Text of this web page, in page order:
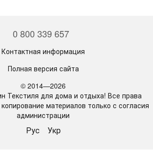
0 800 339 657
Контактная информация
Полная версия сайта
© 2014—2026
Текстиля для дома и отдыха! Все права
материалов только с согласия
администрации
Рус Укр